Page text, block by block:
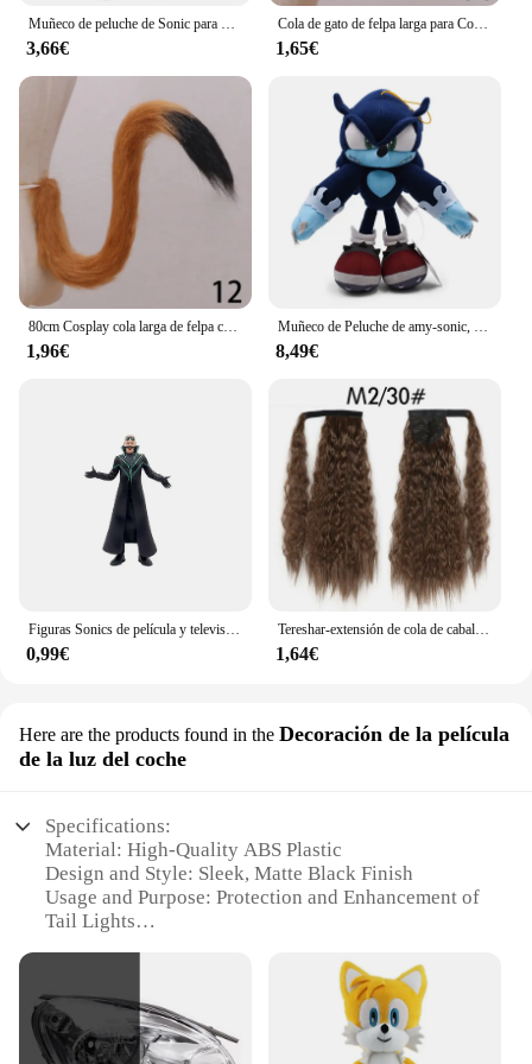
Muñeco de peluche de Sonic para niños, juguete de felpa suave de 30cm, de alta calidad, con nudillos y colas, Amy Rose, ideal para regalo de cumpleaños
3,66€
Cola de gato de felpa larga para Cosplay, accesorios de disfraz de sirvienta, forma ajustable, simulación de bestia, fiesta, Lolita, zorro, mascarada, 1 unidad
1,65€
80cm Cosplay cola larga de felpa cola de gatito espectáculo Anime orejas de gato mucama lindo accesorios de Anime accesorios de disfraz de fiesta de Halloween 1 pieza
1,96€
Muñeco de Peluche de amy-sonic, muñeco de felpa suave, amy-sonic, nudillos rosas, colas, sombra, erizo, 30cm
8,49€
Figuras Sonics de película y televisión para niños, juguete de personaje de PVC, erizo, sombra, cola, modelo de muñecas, juguetes de animales, gran oferta, 8 estilos
0,99€
Tereshar-extensión de cola de caballo ondulada de maíz sintético para mujer, postizo largo ondulado y rizado envolvente alrededor de cola de caballo resistente al calor
1,64€
Here are the products found in the Decoración de la película
de la luz del coche
Specifications:
Material: High-Quality ABS Plastic
Design and Style: Sleek, Matte Black Finish
Usage and Purpose: Protection and Enhancement of
Tail Lights
Shape or Size or Weight or Quantity: Precision-Cut
to Fit Most Vehicles
Performance and Property: Resistant to Weather and